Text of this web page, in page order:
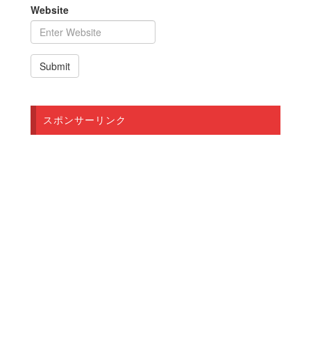
Website
スポンサーリンク